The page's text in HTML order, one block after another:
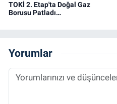
TOKİ 2. Etap'ta Doğal Gaz
Borusu Patladı…
Yorumlar